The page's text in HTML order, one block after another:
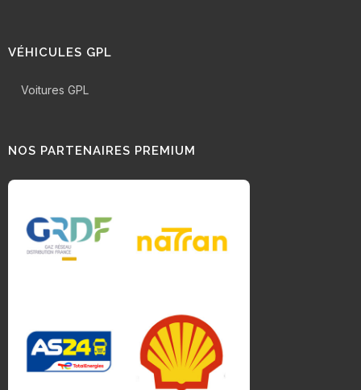
VÉHICULES GPL
Voitures GPL
NOS PARTENAIRES PREMIUM